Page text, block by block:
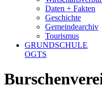
Daten + Fakten
Geschichte
Gemeindearchiv
Tourismus
GRUNDSCHULE
OGTS